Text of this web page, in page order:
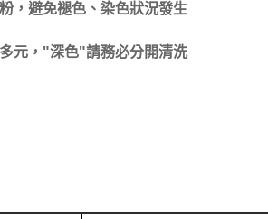
，避免褪色、染色狀況發生
元，"深色"請務必分開清洗